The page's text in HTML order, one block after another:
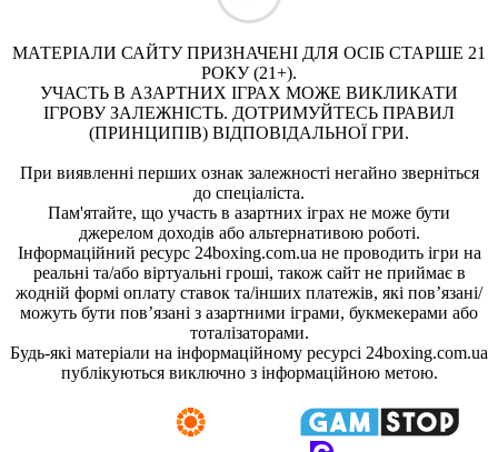
МАТЕРІАЛИ САЙТУ ПРИЗНАЧЕНІ ДЛЯ ОСІБ СТАРШЕ 21
РОКУ (21+).
УЧАСТЬ В АЗАРТНИХ ІГРАХ МОЖЕ ВИКЛИКАТИ
ІГРОВУ ЗАЛЕЖНІСТЬ. ДОТРИМУЙТЕСЬ ПРАВИЛ
(ПРИНЦИПІВ) ВІДПОВІДАЛЬНОЇ ГРИ.
При виявленні перших ознак залежності негайно зверніться
до спеціаліста.
Пам'ятайте, що участь в азартних іграх не може бути
джерелом доходів або альтернативою роботі.
Інформаційний ресурс 24boxing.com.ua не проводить ігри на
реальні та/або віртуальні гроші, також сайт не приймає в
жодній формі оплату ставок та/інших платежів, які пов’язані/
можуть бути пов’язані з азартними іграми, букмекерами або
тоталізаторами.
Будь-які матеріали на інформаційному ресурсі 24boxing.com.ua
публікуються виключно з інформаційною метою.